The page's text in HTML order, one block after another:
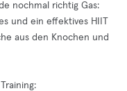
nochmal richtig Gas:
und ein effektives HIIT
aus den Knochen und